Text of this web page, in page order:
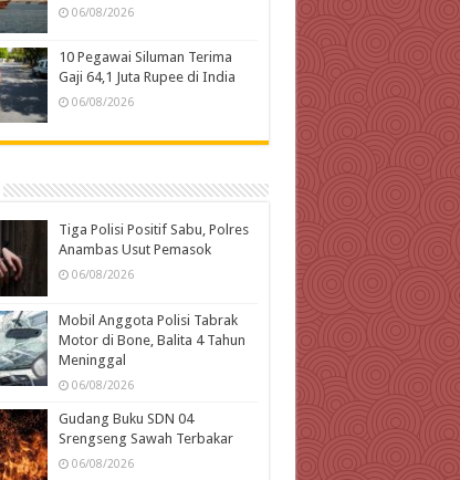
06/08/2026
10 Pegawai Siluman Terima
Gaji 64,1 Juta Rupee di India
06/08/2026
Tiga Polisi Positif Sabu, Polres
Anambas Usut Pemasok
06/08/2026
Mobil Anggota Polisi Tabrak
Motor di Bone, Balita 4 Tahun
Meninggal
06/08/2026
Gudang Buku SDN 04
Srengseng Sawah Terbakar
06/08/2026